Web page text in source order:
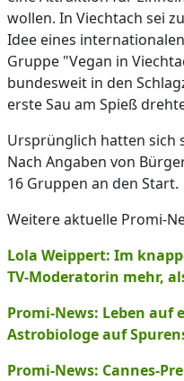
wollen. In Viechtach sei
Idee eines
Gruppe "Vegan in
bundesweit in den
erste Sau am Spieß
Ursprünglich hatten sich
Nach Angaben von
16 Gruppen an den Start.
Weitere aktuelle Promi-
Lola Weippert: Im
TV-Moderatorin mehr,
Promi-News: Leben auf
Astrobiologe auf
Promi-News: Cannes-